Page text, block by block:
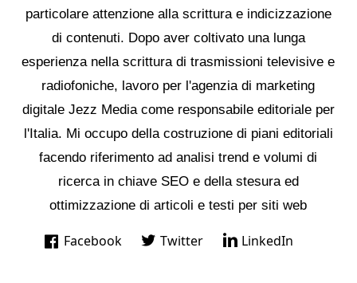
particolare attenzione alla scrittura e indicizzazione
di contenuti. Dopo aver coltivato una lunga
esperienza nella scrittura di trasmissioni televisive e
radiofoniche, lavoro per l'agenzia di marketing
digitale Jezz Media come responsabile editoriale per
l'Italia. Mi occupo della costruzione di piani editoriali
facendo riferimento ad analisi trend e volumi di
ricerca in chiave SEO e della stesura ed
ottimizzazione di articoli e testi per siti web
Facebook Twitter LinkedIn